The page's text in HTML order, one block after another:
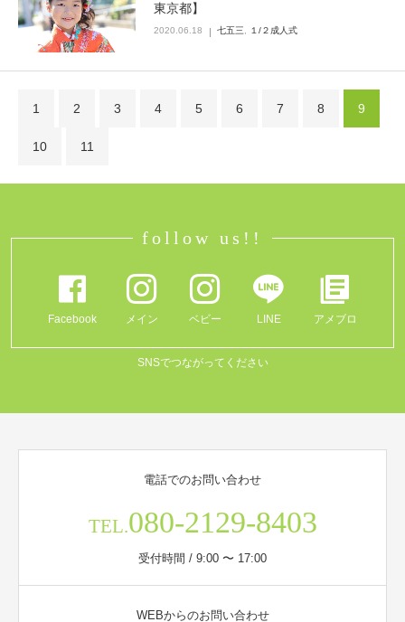
東京都】
2020.06.18 七五三 １/２成人式
1 2 3 4 5 6 7 8 9
10 11
follow us!!
Facebook メイン ベビー LINE アメブロ
SNSでつながってください
電話でのお問い合わせ
TEL.080-2129-8403
受付時間 / 9:00 〜 17:00
WEBからのお問い合わせ